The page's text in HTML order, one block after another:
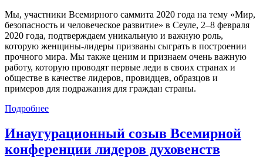
Мы, участники Всемирного саммита 2020 года на тему «Мир,
безопасность и человеческое развитие» в Сеуле, 2–8 февраля
2020 года, подтверждаем уникальную и важную роль,
которую женщины-лидеры призваны сыграть в построении
прочного мира. Мы также ценим и признаем очень важную
работу, которую проводят первые леди в своих странах и
обществе в качестве лидеров, провидцев, образцов и
примеров для подражания для граждан страны.
Подробнее
Инаугурационный созыв Всемирной
конференции лидеров духовенств